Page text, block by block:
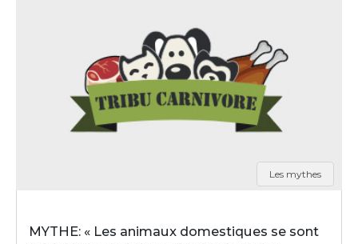
Les mythes
MYTHE: « Les animaux domestiques se sont